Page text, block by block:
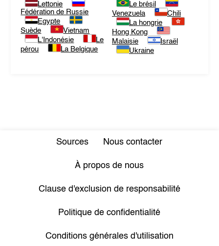
Lettonie
Fédération de Russie
Egypte
Suède
Vietnam
L'Indonésie
Le
pérou
La Belgique
Le brésil
Venezuela
Chili
La hongrie
Hong Kong
Malaisie
Israël
Ukraine
Sources Nous contacter
À propos de nous
Clause d'exclusion de responsabilité
Politique de confidentialité
Conditions générales d'utilisation